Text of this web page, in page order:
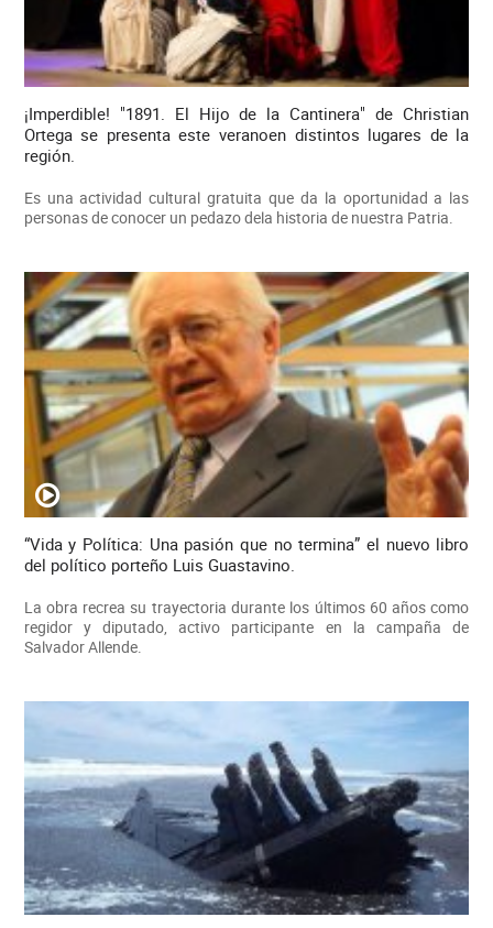
¡Imperdible! "1891. El Hijo de la Cantinera" de Christian
Ortega se presenta este veranoen distintos lugares de la
región.
Es una actividad cultural gratuita que da la oportunidad a las
personas de conocer un pedazo dela historia de nuestra Patria.
“Vida y Política: Una pasión que no termina” el nuevo libro
del político porteño Luis Guastavino.
La obra recrea su trayectoria durante los últimos 60 años como
regidor y diputado, activo participante en la campaña de
Salvador Allende.